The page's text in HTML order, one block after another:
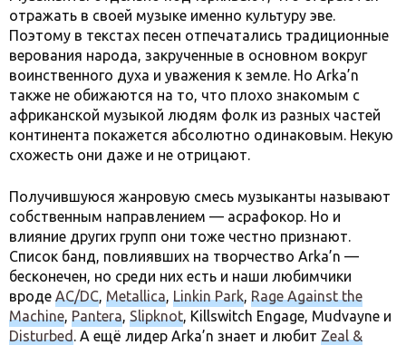
отражать в своей музыке именно культуру эве.
Поэтому в текстах песен отпечатались традиционные
верования народа, закрученные в основном вокруг
воинственного духа и уважения к земле. Но Arka’n
также не обижаются на то, что плохо знакомым с
африканской музыкой людям фолк из разных частей
континента покажется абсолютно одинаковым. Некую
схожесть они даже и не отрицают.
Получившуюся жанровую смесь музыканты называют
собственным направлением — асрафокор. Но и
влияние других групп они тоже честно признают.
Список банд, повлиявших на творчество Arka’n —
бесконечен, но среди них есть и наши любимчики
вроде AC/DC, Metallica, Linkin Park, Rage Against the
Machine, Pantera, Slipknot, Killswitch Engage, Mudvayne и
Disturbed. А ещё лидер Arka’n знает и любит Zeal &